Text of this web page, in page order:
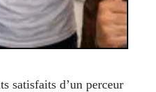
satisfaits d’un perceur